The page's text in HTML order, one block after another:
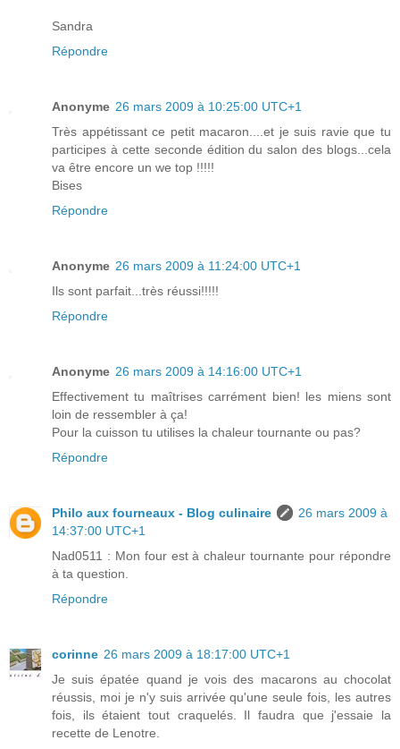
Sandra
Répondre
Anonyme 26 mars 2009 à 10:25:00 UTC+1
Très appétissant ce petit macaron....et je suis ravie que tu
participes à cette seconde édition du salon des blogs...cela
va être encore un we top !!!!!
Bises
Répondre
Anonyme 26 mars 2009 à 11:24:00 UTC+1
Ils sont parfait...très réussi!!!!!
Répondre
Anonyme 26 mars 2009 à 14:16:00 UTC+1
Effectivement tu maîtrises carrément bien! les miens sont
loin de ressembler à ça!
Pour la cuisson tu utilises la chaleur tournante ou pas?
Répondre
Philo aux fourneaux - Blog culinaire
26 mars 2009 à
14:37:00 UTC+1
Nad0511 : Mon four est à chaleur tournante pour répondre
à ta question.
Répondre
corinne 26 mars 2009 à 18:17:00 UTC+1
Je suis épatée quand je vois des macarons au chocolat
réussis, moi je n'y suis arrivée qu'une seule fois, les autres
fois, ils étaient tout craquelés. Il faudra que j'essaie la
recette de Lenotre.